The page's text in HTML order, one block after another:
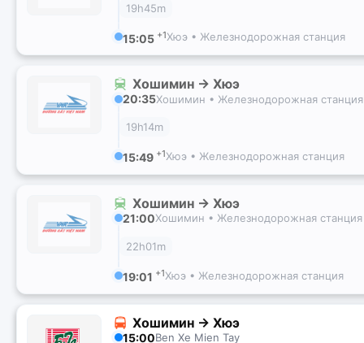
19h45m
15:05 +1Хюэ • Железнодорожная станция
Хошимин → Хюэ
20:35Хошимин • Железнодорожная станция
19h14m
15:49 +1Хюэ • Железнодорожная станция
Хошимин → Хюэ
21:00Хошимин • Железнодорожная станция
22h01m
19:01 +1Хюэ • Железнодорожная станция
Хошимин → Хюэ
15:00Ben Xe Mien Tay